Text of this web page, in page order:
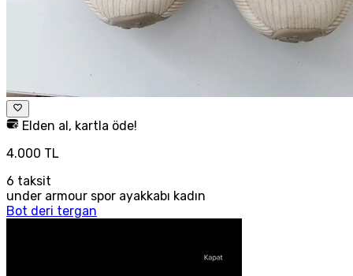
Elden al, kartla öde!
4.000 TL
6 taksit
under armour spor ayakkabı kadın
Bot deri tergan